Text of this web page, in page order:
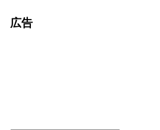
広告